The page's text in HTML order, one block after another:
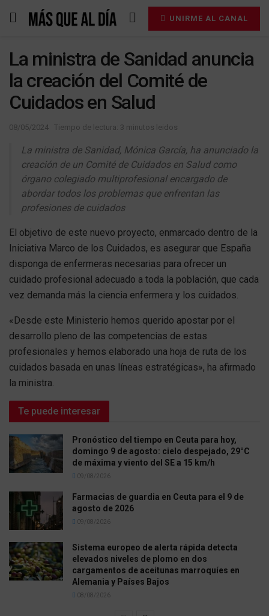
UNIRME AL CANAL
La ministra de Sanidad anuncia
la creación del Comité de
Cuidados en Salud
08/05/2024 Tiempo de lectura: 3 minutos leidos
La ministra de Sanidad, Mónica García, ha anunciado la
creación de un Comité de Cuidados en Salud como
órgano colegiado multiprofesional encargado de
abordar todos los problemas que enfrentan las
profesiones de cuidados
El objetivo de este nuevo proyecto, enmarcado dentro de la
Iniciativa Marco de los Cuidados, es asegurar que España
disponga de enfermeras necesarias para ofrecer un
cuidado profesional adecuado a toda la población, que cada
vez demanda más la ciencia enfermera y los cuidados.
«Desde este Ministerio hemos querido apostar por el
desarrollo pleno de las competencias de estas
profesionales y hemos elaborado una hoja de ruta de los
cuidados basada en unas líneas estratégicas», ha afirmado
la ministra.
Te puede interesar
Pronóstico del tiempo en Ceuta para hoy,
domingo 9 de agosto: cielo despejado, 29°C
de máxima y viento del SE a 15 km/h
09/08/2026
Farmacias de guardia en Ceuta para el 9 de
agosto de 2026
09/08/2026
Sistema europeo de alerta rápida detecta
elevados niveles de plomo en dos
cargamentos de aceitunas marroquíes en
Alemania y Países Bajos
08/08/2026